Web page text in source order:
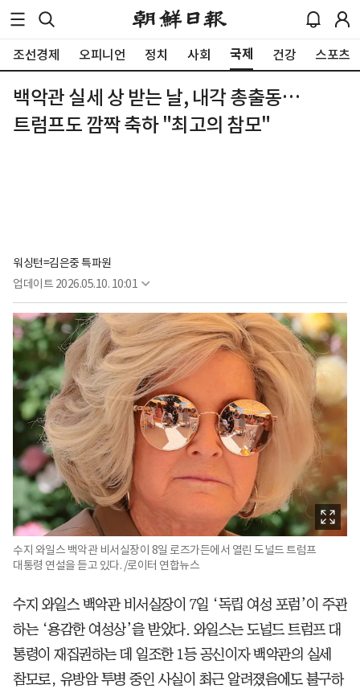
조선경제 오피니언 정치 사회 국제 건강 스포츠
백악관 실세 상 받는 날, 내각 총출동…
트럼프도 깜짝 축하 "최고의 참모"
워싱턴=김은중 특파원
업데이트 2026.05.10. 10:01
수지 와일스 백악관 비서실장이 8일 로즈가든에서 열린 도널드 트럼프
대통령 연설을 듣고 있다. /로이터 연합뉴스
수지 와일스 백악관 비서실장이 7일 ‘독립 여성 포럼’이 주관
하는 ‘용감한 여성상’을 받았다. 와일스는 도널드 트럼프 대
통령이 재집권하는 데 일조한 1등 공신이자 백악관의 실세
참모로, 유방암 투병 중인 사실이 최근 알려졌음에도 불구하